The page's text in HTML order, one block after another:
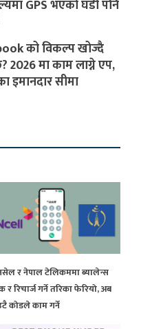
GPS भएको घडी पनि
को विकल्प खोज्दै
2026 मा काम लाग्ने एप,
इमानदार सीमा
र नेपाल टेलिकममा ब्यालेन्स
र रिचार्ज गर्ने तरिका फेरियो, अब
कोडले काम गर्ने